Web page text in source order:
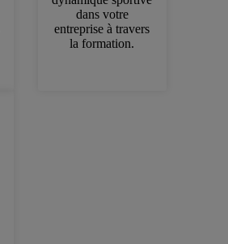
dans votre
entreprise à travers
la formation.